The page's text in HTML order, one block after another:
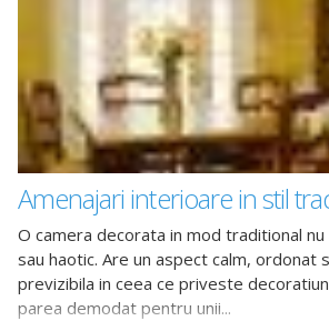
Amenajari interioare in stil
O camera decorata in mod traditional
sau haotic. Are un aspect calm, ordonat
previzibila in ceea ce priveste
parea demodat pentru unii...